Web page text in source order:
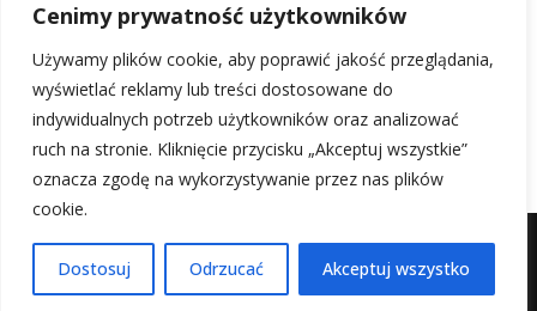
Cenimy prywatność użytkowników
Używamy plików cookie, aby poprawić jakość przeglądania,
wyświetlać reklamy lub treści dostosowane do
indywidualnych potrzeb użytkowników oraz analizować
ruch na stronie. Kliknięcie przycisku „Akceptuj wszystkie”
oznacza zgodę na wykorzystywanie przez nas plików
cookie.
Dostosuj Odrzucać Akceptuj wszystko
Jajka faszerowane przepis babci: Sekrety smaku, które
pokochasz!
9 lutego, 2026
Mapa witryny Kontakt z nami